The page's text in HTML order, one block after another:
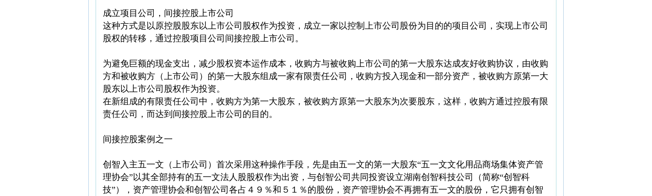
成立项目公司，间接控股上市公司
这种方式是以原控股股东以上市公司股权作为投资，成立一家以控制上市公司股份为目的的项目公司，实现上市公司
股权的转移，通过控股项目公司间接控股上市公司。
为避免巨额的现金支出，减少股权资本运作成本，收购方与被收购上市公司的第一大股东达成友好收购协议，由收购
方和被收购方（上市公司）的第一大股东组成一家有限责任公司，收购方投入现金和一部分资产，被收购方原第一大
股东以上市公司股权作为投资。
在新组成的有限责任公司中，收购方为第一大股东，被收购方原第一大股东为次要股东，这样，收购方通过控股有限
责任公司，而达到间接控股上市公司的目的。
间接控股案例之一
创智入主五一文（上市公司）首次采用这种操作手段，先是由五一文的第一大股东“五一文文化用品商场集体资产管
理协会”以其全部持有的五一文法人股股权作为出资，与创智公司共同投资设立湖南创智科技公司（简称“创智科
技”），资产管理协会和创智公司各占４９％和５１％的股份，资产管理协会不再拥有五一文的股份，它只拥有创智